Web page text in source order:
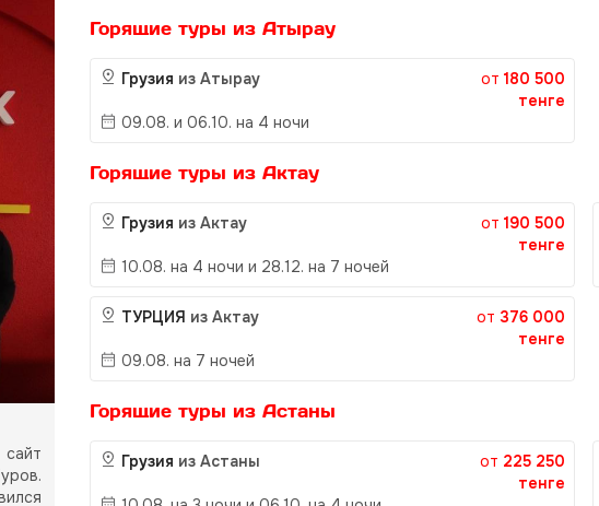
Горящие туры из Атырау
Грузия из Атырау от 180 500
тенге
09.08. и 06.10. на 4 ночи
Горящие туры из Актау
Грузия из Актау от 190 500
тенге
10.08. на 4 ночи и 28.12. на 7 ночей
ТУРЦИЯ из Актау от 376 000
тенге
09.08. на 7 ночей
Горящие туры из Астаны
Грузия из Астаны от 225 250
тенге